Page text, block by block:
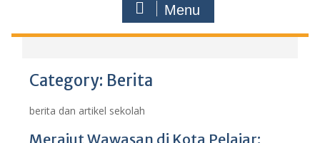
Menu
Category: Berita
berita dan artikel sekolah
Merajut Wawasan di Kota Pelajar: